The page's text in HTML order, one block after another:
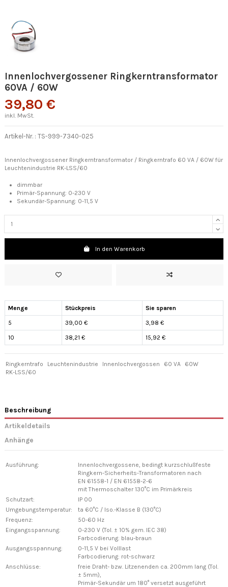
Innenlochvergossener Ringkerntransformator
60VA / 60W
39,80 €
inkl. MwSt.
Artikel-Nr. : TS-999-7340-025
Innenlochvergossener Ringkerntransformator / Ringkerntrafo 60 VA / 60W für
Leuchtenindustrie RK-LSS/60
dimmbar
Primär-Spannung: 0-230 V
Sekundär-Spannung: 0-11,5 V
In den Warenkorb
Menge Stückpreis Sie sparen
5 39,00 € 3,98 €
10 38,21 € 15,92 €
Ringkerntrafo Leuchtenindustrie Innenlochvergossen 60 VA
60W
RK-LSS/60
Beschreibung
Artikeldetails
Anhänge
Ausführung:
Innenlochvergossene, bedingt kurzschlußfeste
Ringkern-Sicherheits-Transformatoren nach
EN 61558-1 / EN 61558-2-6
mit Thermoschalter 130°C im Primärkreis
Schutzart:
IP 00
Umgebungstemperatur:
ta 60°C / Iso.-Klasse B (130°C)
Frequenz:
50-60 Hz
Eingangsspannung:
0-230 V (Tol. ± 10% gem. IEC 38)
Farbcodierung: blau-braun
Ausgangsspannung:
0-11,5 V bei Volllast
Farbcodierung: rot-schwarz
Anschlüsse:
freie Draht- bzw. Litzenenden ca. 200mm lang (Tol.
± 5mm),
Primär-Sekundär um 180° versetzt ausgeführt